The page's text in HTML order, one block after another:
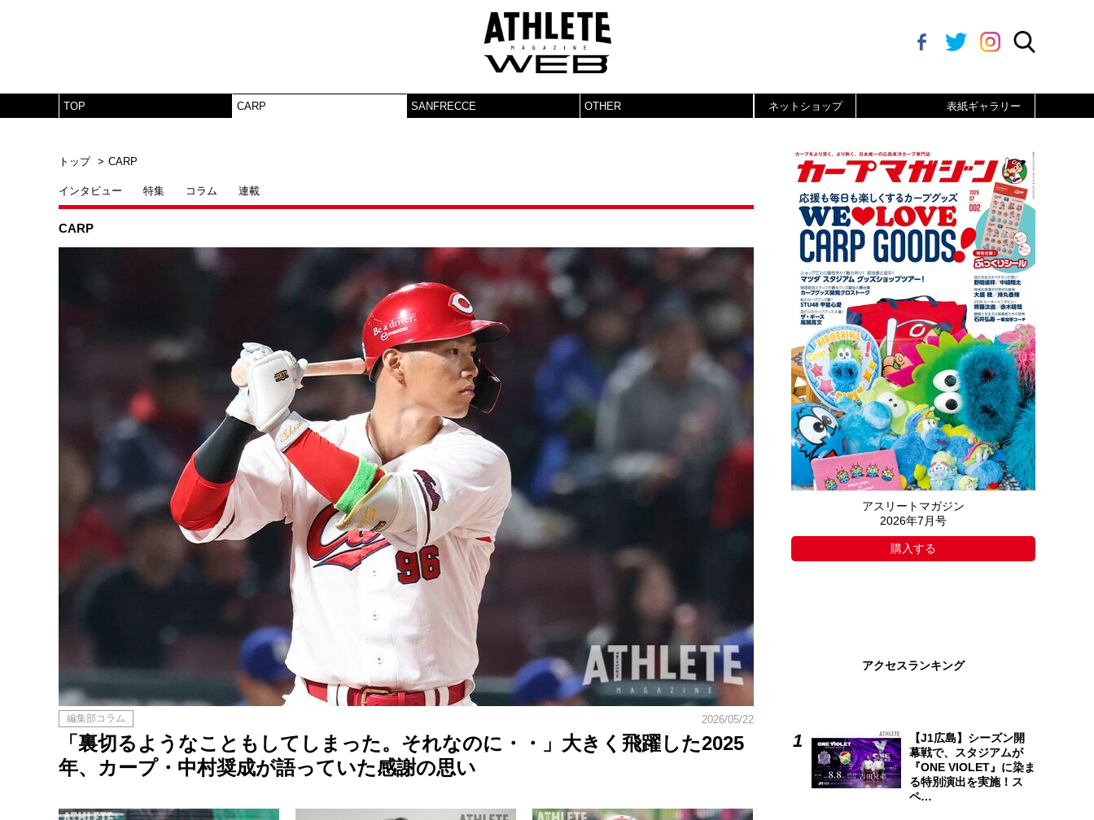
TOP CARP SANFRECCE OTHER ネットショップ 表紙ギャラリー
トップ CARP
インタビュー 特集 コラム 連載
CARP
編集部コラム 2026/05/22
「裏切るようなこともしてしまった。それなのに・・」大きく飛躍した2025
年、カープ・中村奨成が語っていた感謝の思い
アスリートマガジン
2026年7月号
購入する
アクセスランキング
【J1広島】シーズン開
幕戦で、スタジアムが
『ONE VIOLET』に染ま
る特別演出を実施！ス
ペ…